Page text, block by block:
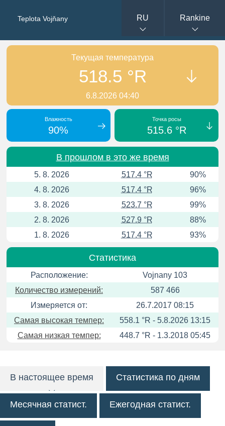
Teplota Vojňany RU Rankine
Текущая температура
518.5 °R
6.8.2026 04:40
Влажность
90%
Точка росы
515.6 °R
В прошлом в это же время
5. 8. 2026 517.4 °R
90%
4. 8. 2026
517.4 °R
96%
3. 8. 2026
523.7 °R
99%
2. 8. 2026
527.9 °R
88%
1. 8. 2026
517.4 °R 93%
Статистика
Расположение:
Vojnany 103
Количество измерений:
587 466
Измеряется от:
26.7.2017 08:15
Самая высокая темпер:
558.1 °R - 5.8.2026 13:15
Самая низкая темпер:
448.7 °R - 1.3.2018 05:45
В настоящее время Статистика по дням
Месячная статист. Ежегодная статист.